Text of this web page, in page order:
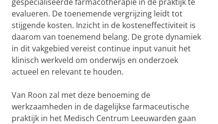
evalueren. De toenemende vergrijzing leidt tot
stijgende kosten. Inzicht in de kosteneffectiviteit is
daarom van toenemend belang. De grote dynamiek
in dit vakgebied vereist continue input vanuit het
klinisch werkveld om onderwijs en onderzoek
actueel en relevant te houden.
Van Roon zal met deze benoeming de
werkzaamheden in de dagelijkse farmaceutische
praktijk in het Medisch Centrum Leeuwarden gaan